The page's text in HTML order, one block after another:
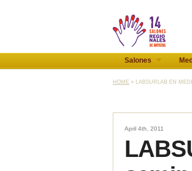
Salones
HOME » LABSURLAB EN
April 4th, 2011